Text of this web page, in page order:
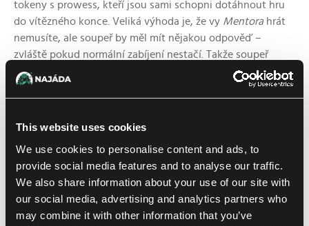
This website uses cookies
We use cookies to personalise content and ads, to
provide social media features and to analyse our traffic.
We also share information about your use of our site with
our social media, advertising and analytics partners who
may combine it with other information that you’ve
tokeny s prowess, kteří jsou sami schopni dotáhnout hru
do vítězného konce. Veliká výhoda je, že vy Mentorahrát
nemusíte, ale soupeř by měl mít nějakou odpověď –
zvláště pokud normální zabíjení nestačí. Takže soupeř
třeba od začátku hry drží na ruce
Toxic Delugenebo
Plague Engineera
a cíl nikde! (Celkem by se jim tady hodil